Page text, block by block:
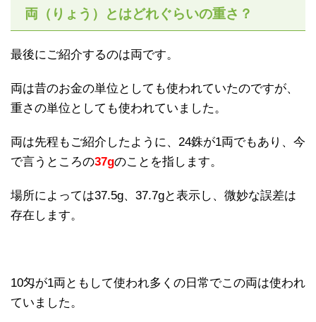
両（りょう）とはどれぐらいの重さ？
最後にご紹介するのは両です。
両は昔のお金の単位としても使われていたのですが、
重さの単位としても使われていました。
両は先程もご紹介したように、24銖が1両でもあり、今
で言うところの37gのことを指します。
場所によっては37.5g、37.7gと表示し、微妙な誤差は
存在します。
10匁が1両ともして使われ多くの日常でこの両は使われ
ていました。